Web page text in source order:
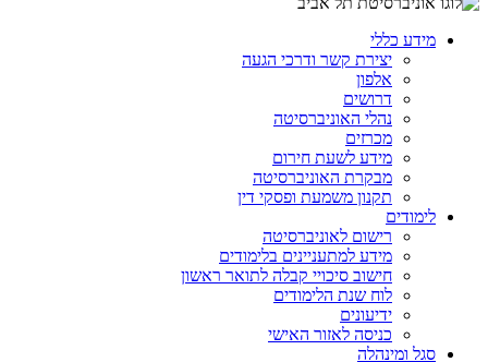
מידע כללי
יצירת קשר ודרכי הגעה
אלפון
דרושים
נהלי האוניברסיטה
מכרזים
מידע לשעת חירום
מבקרת האוניברסיטה
תקנון משמעת ופסקי דין
לימודים
רישום לאוניברסיטה
מידע למתעניינים בלימודים
חישוב סיכויי קבלה לתואר ראשון
לוח שנת הלימודים
ידיעונים
כניסה לאזור האישי
סגל ומינהלה